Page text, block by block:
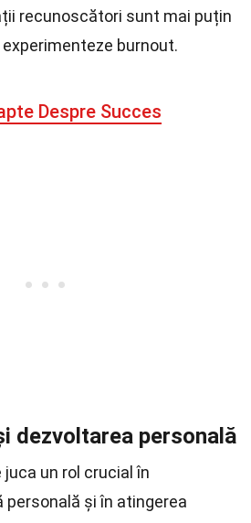
recunoscători sunt mai puțin
burnout.
Despre Succes
dezvoltarea personală
un rol crucial în
și în atingerea